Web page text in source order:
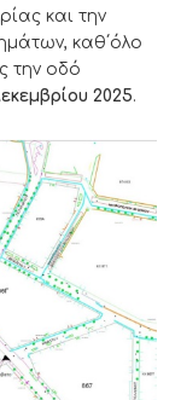
και την
καθ΄όλο
την οδό
2025.